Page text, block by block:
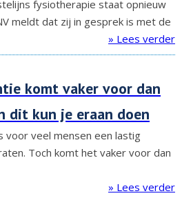
fysiotherapie staat opnieuw
meldt dat zij in gesprek is met de
» Lees verder
komt vaker voor dan
dit kun je eraan doen
voor veel mensen een lastig
Toch komt het vaker voor dan
» Lees verder